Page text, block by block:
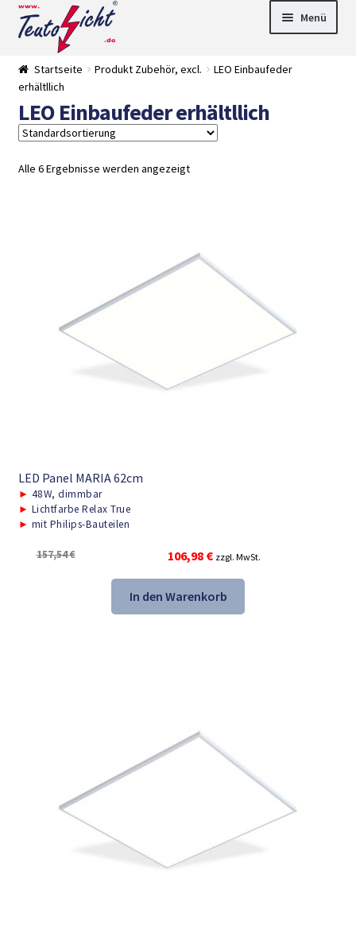
Zur
Navigation
springen
Springe
zum
Menü
► LED Panel
►
t
Downlights
►
Deckenleuch
►
Startseite Produkt Zubehör, excl.
LEO Einbaufeder
erhältllich
LEO Einbaufeder erhältllich
Alle 6 Ergebnisse werden angezeigt
LED Panel MARIA 62cm
► 48W, dimmbar
► Lichtfarbe Relax True
► mit Philips-Bauteilen
157,54€
Ursprünglicher
Preis
war:
157,54 €
106,98 €Aktueller
Preis
ist:
106,98 €.
zzgl. MwSt.
In den Warenkorb